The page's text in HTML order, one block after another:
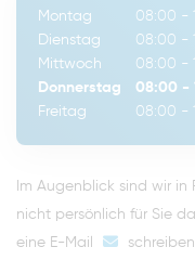
Montag 08:00 -
Dienstag
08:00 -
Mittwoch
08:00 -
Donnerstag
08:00 -
Freitag
08:00 -
Im Augenblick sind wir
nicht persönlich für Sie
eine E-Mail
schreiben